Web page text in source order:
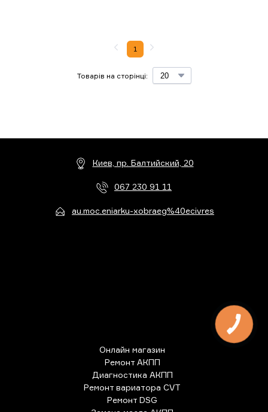
Товарів на сторінці:
1
Киев, пр. Балтийский, 20
067 230 91 11
au.moc.eniarku-xobraeg%40ecivres
Онлайн магазин
Ремонт АКПП
Диагностика АКПП
Ремонт вариатора CVT
Ремонт DSG